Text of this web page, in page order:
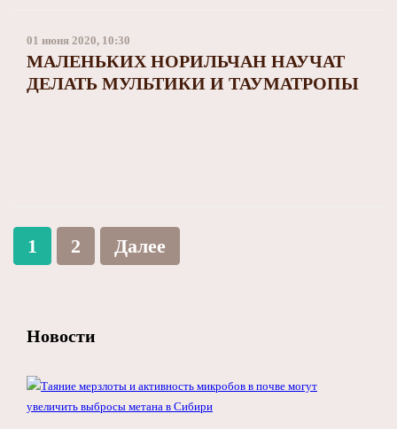
01 июня 2020, 10:30
МАЛЕНЬКИХ НОРИЛЬЧАН НАУЧАТ
ДЕЛАТЬ МУЛЬТИКИ И ТАУМАТРОПЫ
1 2 Далее
Новости